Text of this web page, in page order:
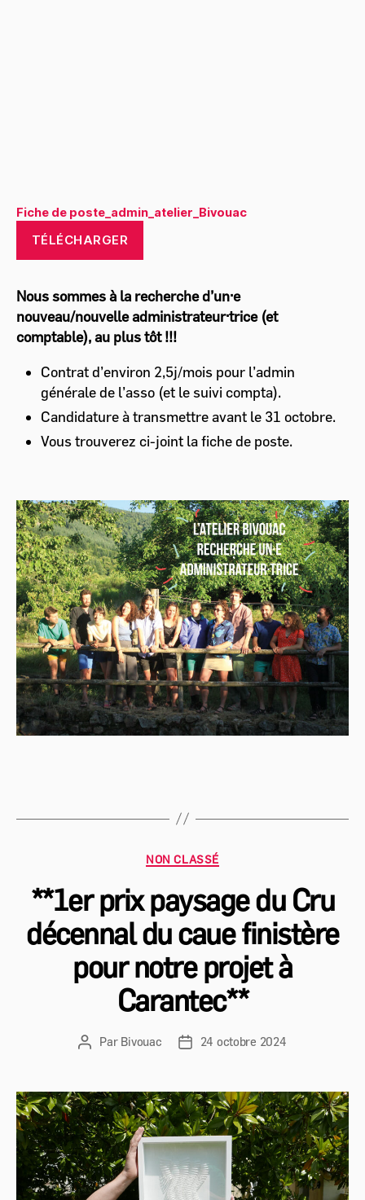
Fiche de poste_admin_atelier_Bivouac
TÉLÉCHARGER
Nous sommes à la recherche d’un·e
nouveau/nouvelle administrateur·trice (et
comptable), au plus tôt !!!
Contrat d’environ 2,5j/mois pour l’admin
générale de l’asso (et le suivi compta).
Candidature à transmettre avant le 31 octobre.
Vous trouverez ci-joint la fiche de poste.
Catégories
NON CLASSÉ
**1er prix paysage du Cru
décennal du caue finistère
pour notre projet à
Carantec**
Auteur
Par Bivouac
Date24 octobre 2024